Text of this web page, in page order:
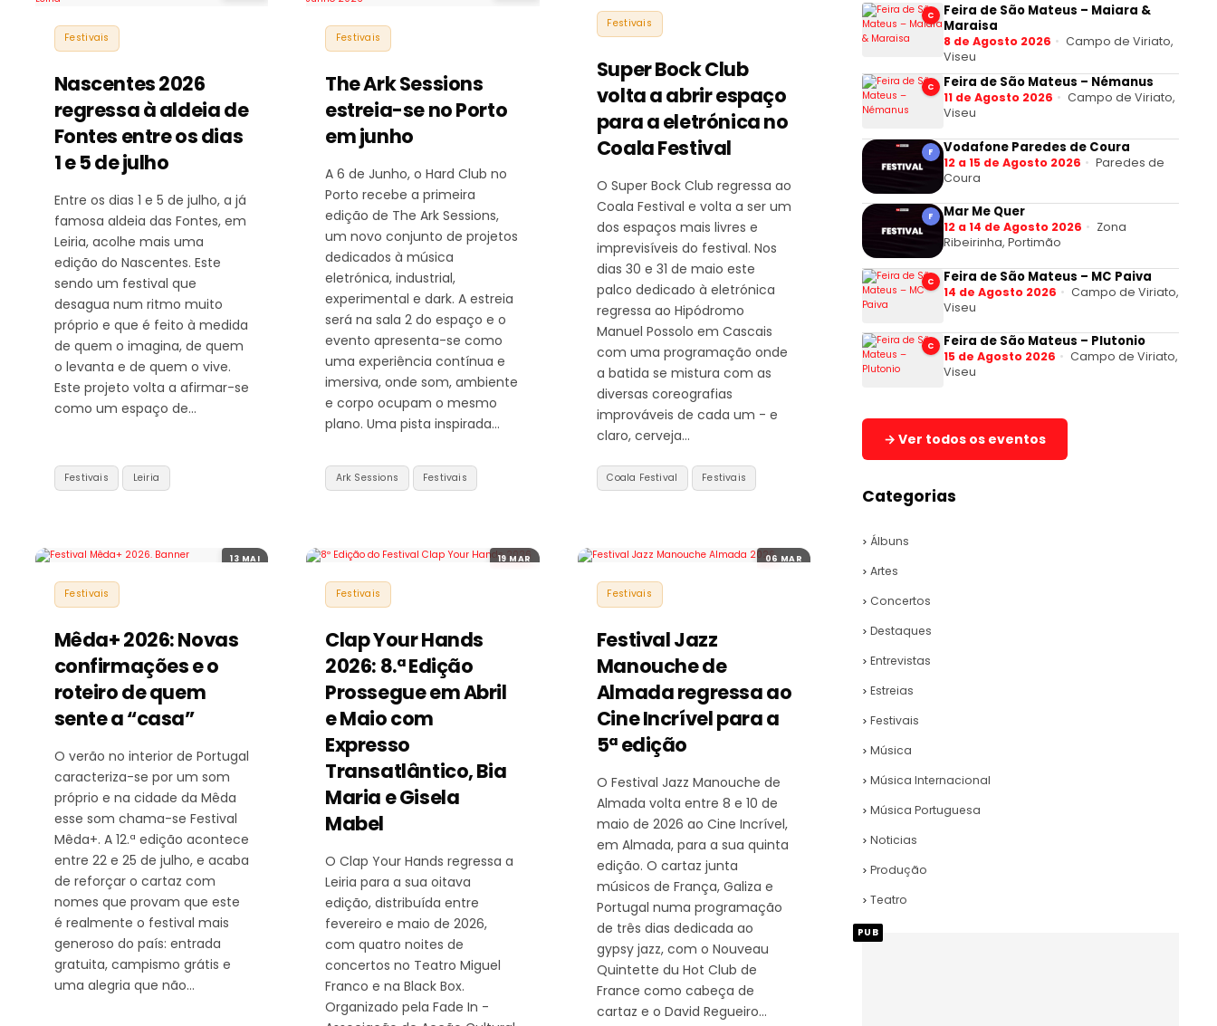
Festivais
Nascentes 2026
regressa à aldeia de
Fontes entre os dias
1 e 5 de julho
Entre os dias 1 e 5 de julho, a já
famosa aldeia das Fontes, em
Leiria, acolhe mais uma
edição do Nascentes. Este
sendo um festival que
desagua num ritmo muito
próprio e que é feito à medida
de quem o imagina, de quem
o levanta e de quem o vive.
Este projeto volta a afirmar-se
como um espaço de…
Festivais Leiria
Festivais
The Ark Sessions
estreia-se no Porto
em junho
A 6 de Junho, o Hard Club no
Porto recebe a primeira
edição de The Ark Sessions,
um novo conjunto de projetos
dedicados à música
eletrónica, industrial,
experimental e dark. A estreia
será na sala 2 do espaço e o
evento apresenta-se como
uma experiência contínua e
imersiva, onde som, ambiente
e corpo ocupam o mesmo
plano. Uma pista inspirada…
Ark Sessions Festivais
Festivais
Super Bock Club
volta a abrir espaço
para a eletrónica no
Coala Festival
O Super Bock Club regressa ao
Coala Festival e volta a ser um
dos espaços mais livres e
imprevisíveis do festival. Nos
dias 30 e 31 de maio este
palco dedicado à eletrónica
regressa ao Hipódromo
Manuel Possolo em Cascais
com uma programação onde
a batida se mistura com as
diversas coreografias
improváveis de cada um - e
claro, cerveja…
Coala Festival Festivais
13 MAI
Festivais
Mêda+ 2026: Novas
confirmações e o
roteiro de quem
sente a “casa”
O verão no interior de Portugal
caracteriza-se por um som
próprio e na cidade da Mêda
esse som chama-se Festival
Mêda+. A 12.ª edição acontece
entre 22 e 25 de julho, e acaba
de reforçar o cartaz com
nomes que provam que este
é realmente o festival mais
generoso do país: entrada
gratuita, campismo grátis e
uma alegria que não…
19 MAR
Festivais
Clap Your Hands
2026: 8.ª Edição
Prossegue em Abril
e Maio com
Expresso
Transatlântico, Bia
Maria e Gisela
Mabel
O Clap Your Hands regressa a
Leiria para a sua oitava
edição, distribuída entre
fevereiro e maio de 2026,
com quatro noites de
concertos no Teatro Miguel
Franco e na Black Box.
Organizado pela Fade In -
06 MAR
Festivais
Festival Jazz
Manouche de
Almada regressa ao
Cine Incrível para a
5ª edição
O Festival Jazz Manouche de
Almada volta entre 8 e 10 de
maio de 2026 ao Cine Incrível,
em Almada, para a sua quinta
edição. O cartaz junta
músicos de França, Galiza e
Portugal numa programação
de três dias dedicada ao
gypsy jazz, com o Nouveau
Quintette du Hot Club de
France como cabeça de
cartaz e o David Regueiro…
C
Feira de São Mateus – Maiara &
Maraisa
8 de Agosto 2026
Campo de Viriato,
Viseu
C Feira de São Mateus – Némanus
11 de Agosto 2026
Campo de Viriato,
Viseu
F Vodafone Paredes de Coura
12 a 15 de Agosto 2026
Paredes de
Coura
F Mar Me Quer
12 a 14 de Agosto 2026
Zona
Ribeirinha, Portimão
C Feira de São Mateus – MC Paiva
14 de Agosto 2026
Campo de Viriato,
Viseu
C Feira de São Mateus – Plutonio
15 de Agosto 2026
Campo de Viriato,
Viseu
→ Ver todos os eventos
Categorias
Álbuns
Artes
Concertos
Destaques
Entrevistas
Estreias
Festivais
Música
Música Internacional
Música Portuguesa
Noticias
Produção
Teatro
PUB